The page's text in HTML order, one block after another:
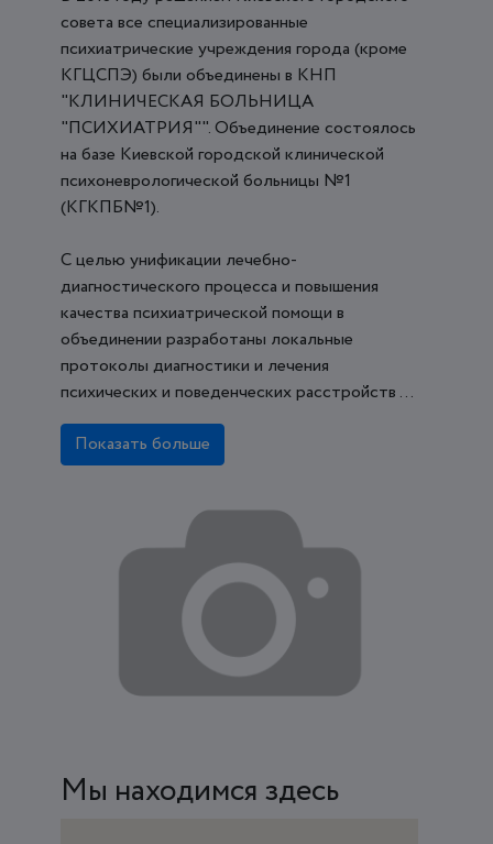
совета все специализированные
психиатрические учреждения города (кроме
КГЦСПЭ) были объединены в КНП
"КЛИНИЧЕСКАЯ БОЛЬНИЦА
"ПСИХИАТРИЯ"". Объединение состоялось
на базе Киевской городской клинической
психоневрологической больницы №1
(КГКПБ№1).
С целью унификации лечебно-
диагностического процесса и повышения
качества психиатрической помощи в
объединении разработаны локальные
протоколы диагностики и лечения
психических и поведенческих расстройств ...
Показать больше
Мы находимся здесь